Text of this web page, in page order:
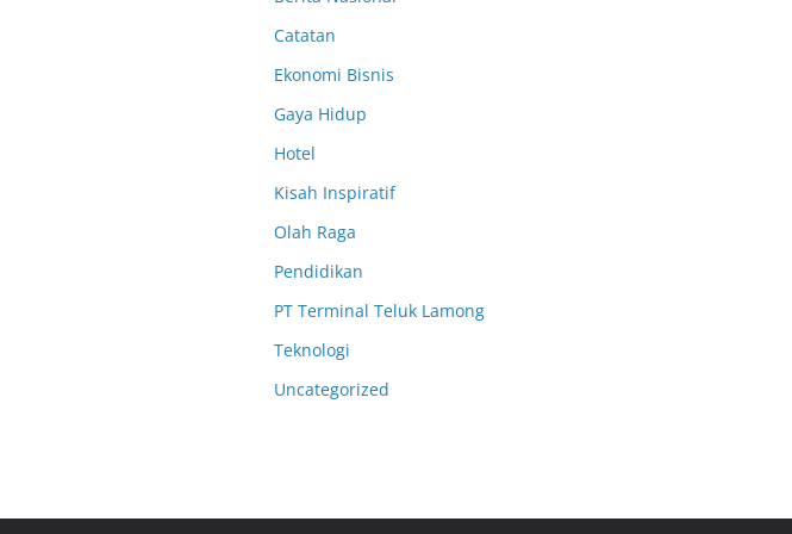
Catatan
Ekonomi Bisnis
Gaya Hidup
Hotel
Kisah Inspiratif
Olah Raga
Pendidikan
PT Terminal Teluk Lamong
Teknologi
Uncategorized